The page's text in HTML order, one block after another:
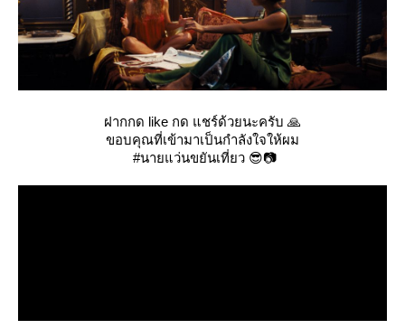
ฝากกด like กด แชร์ด้วยนะครับ 🙏
ขอบคุณที่เข้ามาเป็นกำลังใจให้ผม
#นายแว่นขยันเที่ยว 😎📷